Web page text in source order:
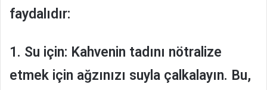
faydalıdır:
1. Su için: Kahvenin tadını nötralize
etmek için ağzınızı suyla çalkalayın. Bu,